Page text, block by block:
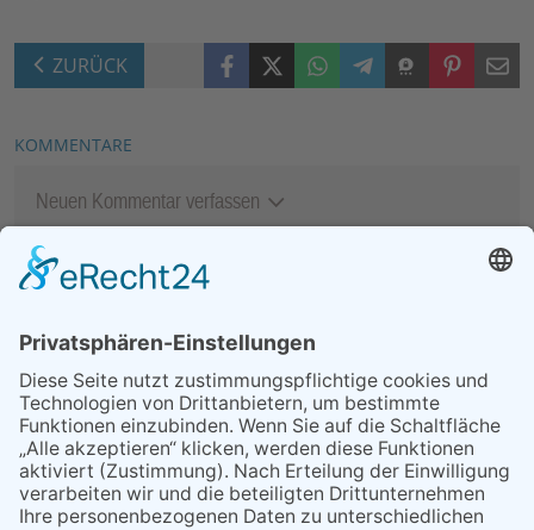
ZURÜCK FacebookX (Twitter)WhatsAppTelegramThreemaPinterestMail
KOMMENTARE
Neuen Kommentar verfassen
MEIST GELESEN
06.08.2026
Second-Hand-Shopping for
Ladies – mehr als ein
Flohmarkt
06.08.2026
13. Folk- & Bluesfestival
kehrt zurück zu seinen
Wurzeln
07.08.2026
Regelmäßige